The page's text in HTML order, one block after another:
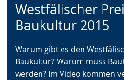
Westfälischer
Baukultur 2015
Leichten
Sprache
wechseln.
Audio-
Unterstützung.
Video
in
Deutscher
Gebärdensprache
wird
angezeigt.
Warum gibt es den
Baukultur? Warum muss
werden? Im Video kommen